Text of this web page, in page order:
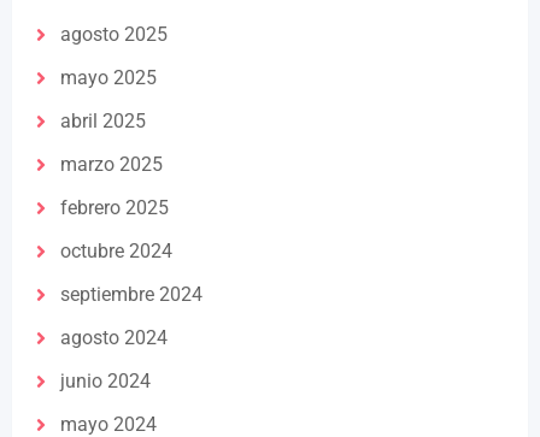
agosto 2025
mayo 2025
abril 2025
marzo 2025
febrero 2025
octubre 2024
septiembre 2024
agosto 2024
junio 2024
mayo 2024